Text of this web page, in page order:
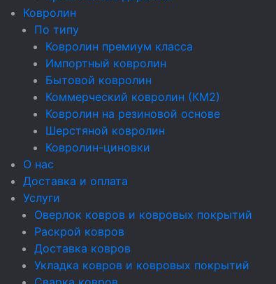
Ковролин
По типу
Ковролин премиум класса
Импортный ковролин
Бытовой ковролин
Коммерческий ковролин (КМ2)
Ковролин на резиновой основе
Шерстяной ковролин
Ковролин-циновки
О нас
Доставка и оплата
Услуги
Оверлок ковров и ковровых покрытий
Раскрой ковров
Доставка ковров
Укладка ковров и ковровых покрытий